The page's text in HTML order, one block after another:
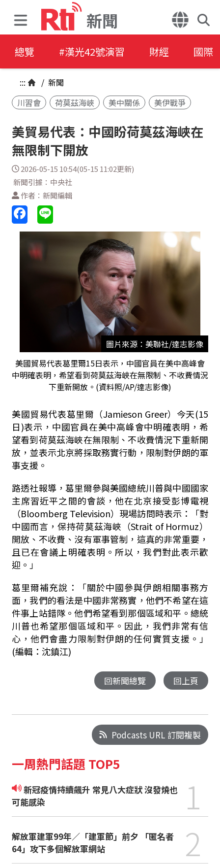
新聞
總覽 #漢光42號演習 財經 國際
::: / 新聞
川習會
荷莫茲海峽 美中關係 美伊戰爭
美貿易代表：中國盼荷莫茲海峽在
無限制下開放
2026-05-15 10:54(05-15 11:02更新)
新聞引據：中央社
作者：新聞編輯
圖片來源：美聯社/達志影像
美國貿易代表葛里爾15日表示，中國官員在美中高峰會
中明確表明，希望看到荷莫茲海峽在無限制、不收費情況
下重新開放。(資料照/AP/達志影像)
美國貿易代表葛里爾（Jamieson Greer）今天(15
日)表示，中國官員在美中高峰會中明確表明，希
望看到荷莫茲海峽在無限制、不收費情況下重新開
放，並表示北京將採取務實行動，限制對伊朗的軍
事支援。
路透社報導，葛里爾參與美國總統川普與中國國家
主席習近平之間的會談，他在北京接受彭博電視
（Bloomberg Television）現場訪問時表示：「對
中國而言，保持荷莫茲海峽（Strait of Hormuz）
開放、不收費、沒有軍事管制，這真的非常重要，
且已在會議上明確表明。所以，我們對此表示歡
迎。」
葛里爾補充說：「關於中國參與伊朗相關事務方
面，我們的看法是中國非常務實，他們不希望在這
件事上站錯隊。他們希望看到那個區域和平。總統
川普也希望那個區域和平。因此，我們非常有信
心，他們會盡力限制對伊朗的任何實質支援。」
(編輯：沈鎮江)
回新聞總覽 回上頁
Podcasts URL 訂閱複製
一周熱門話題 TOP5
新冠疫情持續飆升 常見八大症狀 沒發燒也
可能感染
1
解放軍建軍99年／「建軍節」前夕 「匿名者
64」攻下多個解放軍網站
2